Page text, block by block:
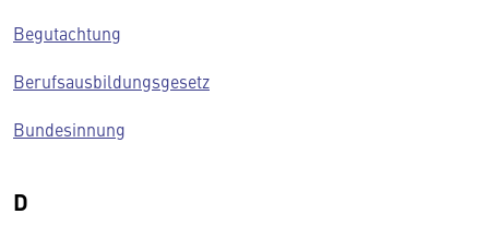
Begutachtung
Berufsausbildungsgesetz
Bundesinnung
D